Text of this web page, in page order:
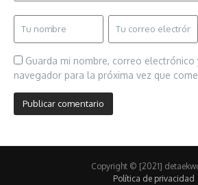
Guarda mi nombre, correo electrónico
navegador para la próxima vez que
Copyright © [2021]
Política de privacidad